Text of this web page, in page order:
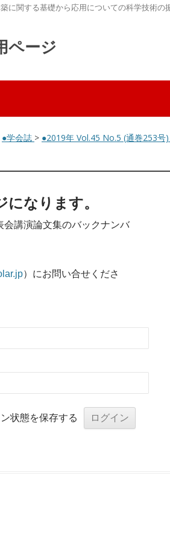
に関する基礎から応用についての科学技術の
ページ
●学会誌 > ●2019年 Vol.45 No.5 (通巻253号)
なります。
講演論文集のバックナンバ
）にお問い合せくださ
状態を保存する